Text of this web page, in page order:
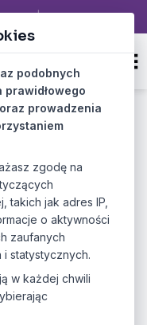
PL|EN
IT w
Tomasz
Oszkiel
CEO & CTO
Poldevs
Software
House
podobnych
prowadzenia
zgodę na
takich jak adres IP,
o aktywności
zaufanych
statystycznych.
w każdej chwili